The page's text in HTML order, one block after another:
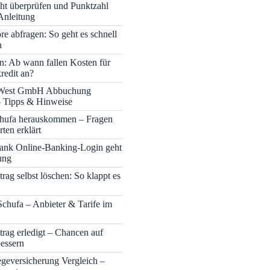
überprüfen und Punktzahl
abfragen: So geht es schnell
Ab wann fallen Kosten für
an?
GmbH Abbuchung
Tipps & Hinweise
herauskommen – Fragen
erklärt
Online-Banking-Login geht
selbst löschen: So klappt es
– Anbieter & Tarife im
erledigt – Chancen auf
Vergleich –